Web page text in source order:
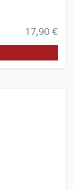
17,90 €